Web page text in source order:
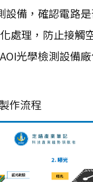
設備，確認電路
處理，防止接觸
光學檢測設備
作流程